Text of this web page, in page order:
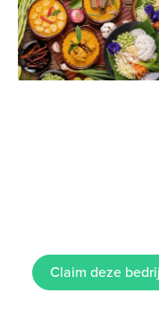
Claim deze